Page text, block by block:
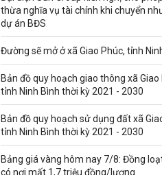
thừa nghĩa vụ tài chính khi chuyển
dự án BĐS
Đường sẽ mở ở xã Giao Phúc, tỉnh
Bản đồ quy hoạch giao thông xã Giao
tỉnh Ninh Bình thời kỳ 2021 - 2030
Bản đồ quy hoạch sử dụng đất xã
tỉnh Ninh Bình thời kỳ 2021 - 2030
Bảng giá vàng hôm nay 7/8: Đồng
có nơi mất 1,7 triệu đồng/lượng